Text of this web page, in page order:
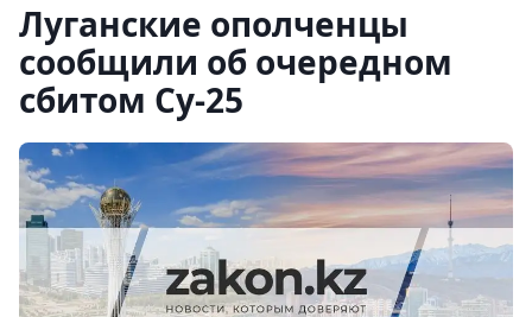
Луганские ополченцы
сообщили об очередном
сбитом Су-25